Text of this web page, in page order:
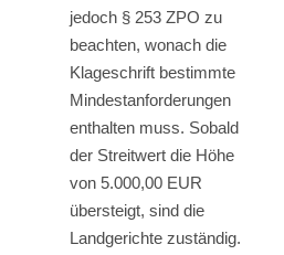
jedoch § 253 ZPO zu
beachten, wonach die
Klageschrift bestimmte
Mindestanforderungen
enthalten muss. Sobald
der Streitwert die Höhe
von 5.000,00 EUR
übersteigt, sind die
Landgerichte zuständig.